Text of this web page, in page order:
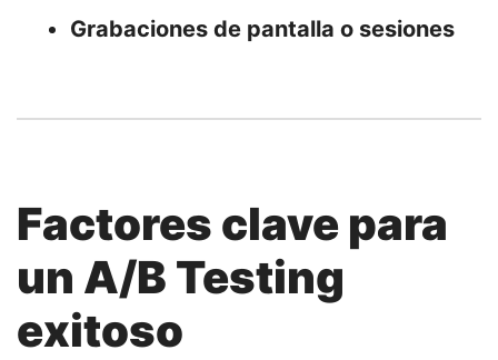
Grabaciones de pantalla o sesiones
Factores clave para
un A/B Testing
exitoso